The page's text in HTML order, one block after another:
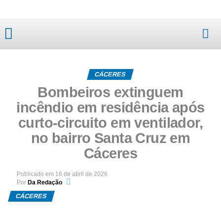
CÁCERES
Bombeiros extinguem
incêndio em residência após
curto-circuito em ventilador,
no bairro Santa Cruz em
Cáceres
Publicado em 16 de abril de 2026
Por Da Redação
CÁCERES